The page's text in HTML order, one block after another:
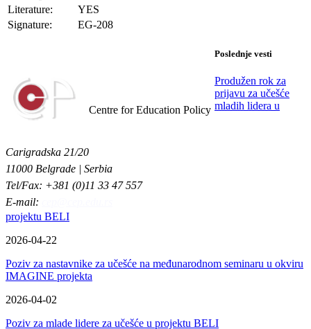
Literature:
YES
Signature:
EG-208
Centre for Education Policy
Carigradska 21/20
11000 Belgrade | Serbia
Tel/Fax: +381 (0)11 33 47 557
E-mail:
Poslednje vesti
Produžen rok za
prijavu za učešće
mladih lidera u
projektu BELI
2026-04-22
Poziv za nastavnike za učešće na međunarodnom seminaru u okviru
IMAGINE projekta
2026-04-02
Poziv za mlade lidere za učešće u projektu BELI